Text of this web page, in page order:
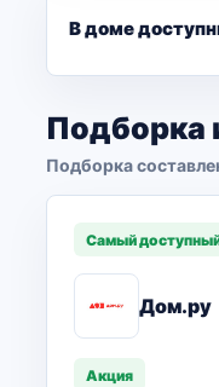
В доме
Подборка
Подборка
Самый
Дом.ру
Акция